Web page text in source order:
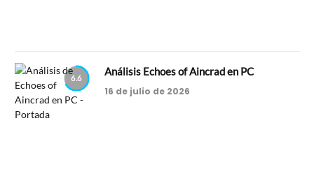
6.6
Análisis Echoes of Aincrad en PC
16 de julio de 2026